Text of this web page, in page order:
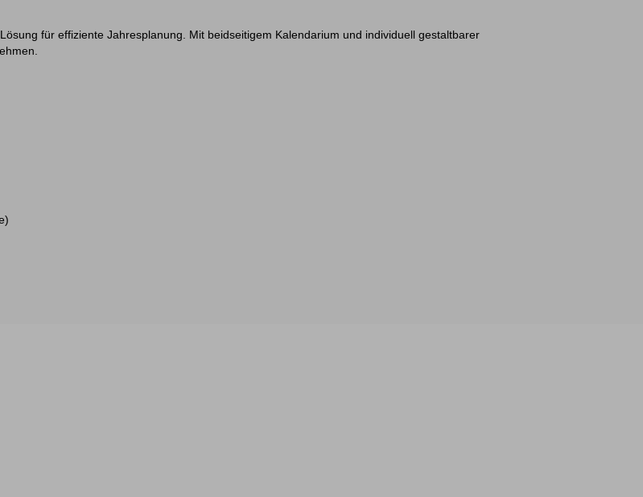
für effiziente Jahresplanung. Mit beidseitigem Kalendarium und individuell gestaltbarer